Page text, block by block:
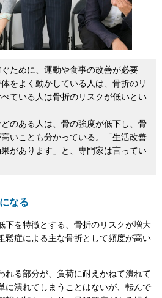
ために、運動や食事の改善が必要
をよく動かしている人は、骨折のリ
ている人は骨折のリスクが低いとい
のある人は、骨の強度が低下し、骨
いことも分かっている。「生活改善
があります」と、専門家は言ってい
なる
を特徴とする、骨折のリスクが増大
鬆症による主な骨折として頻度が高い
る部分が、負荷に耐えかねて潰れて
に潰れてしまうことはないが、転んで